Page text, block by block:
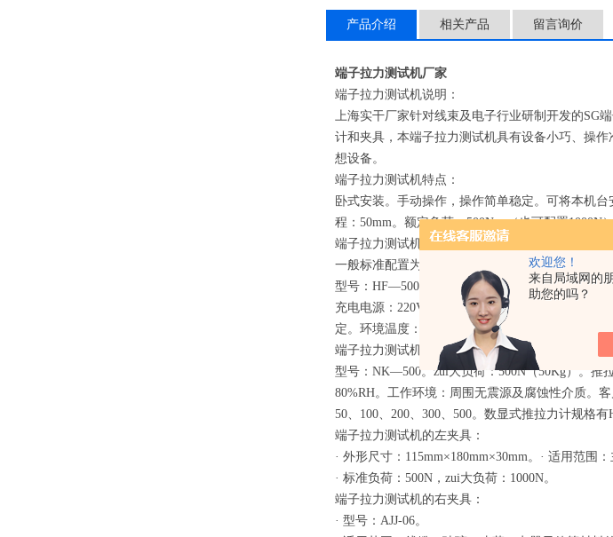
欢迎您！
来自局域网的
助您的吗？
产品介绍 相关产品 留言询价
端子拉力测试机厂家
端子拉力测试机说明：
上海实干厂家针对线束及电子行业研制开发的SG
计和夹具，本端子拉力测试机具有设备小巧、操
想设备。
端子拉力测试机特点：
卧式安装。手动操作，操作简单稳定。可将本机
程：50mm。额定负荷：500N。（也可配置1000N
端子拉力测试机的推拉力计：
一般标准配置为数显式推拉力计HF—500。(也可
型号：HF—500。zui大负荷：500N(Kg、N和ib三
充电电源：220V/AC；电池连续工作时间：6～8
定。环境温度：0～+60℃。环境湿度：≤ 80%。允
端子拉力测试机指针式推拉力计:
型号：NK—500。zui大负荷：500N（50Kg）。
80%RH。工作环境：周围无震源及腐蚀性介质。
50、100、200、300、500。数显式推拉力计规格
端子拉力测试机的左夹具：
· 外形尺寸：115mm×180mm×30mm。· 适用范围
· 标准负荷：500N，zui大负荷：1000N。
端子拉力测试机的右夹具：
· 型号：AJJ-06。